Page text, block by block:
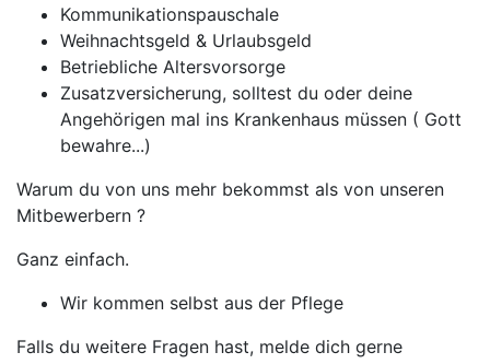
Kommunikationspauschale
Weihnachtsgeld & Urlaubsgeld
Betriebliche Altersvorsorge
Zusatzversicherung, solltest du oder deine
Angehörigen mal ins Krankenhaus müssen ( Gott
bewahre...)
Warum du von uns mehr bekommst als von unseren
Mitbewerbern ?
Ganz einfach.
Wir kommen selbst aus der Pflege
Falls du weitere Fragen hast, melde dich gerne